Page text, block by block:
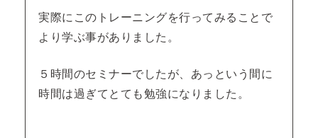
実際にこのトレーニングを行ってみることで
より学ぶ事がありました。
５時間のセミナーでしたが、あっという間に
時間は過ぎてとても勉強になりました。